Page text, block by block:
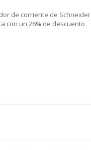
de corriente de Schneider
con un 26% de descuento